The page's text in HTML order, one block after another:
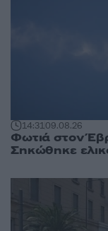
14:3109.08.26
Φωτιά στον
Σηκώθηκε